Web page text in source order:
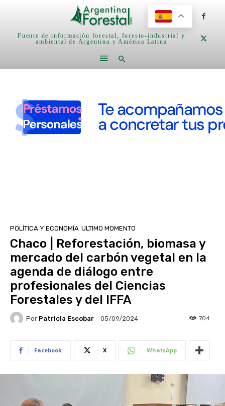
Fuente de información forestal, foresto-industrial y
ambiental de Argentina y América Latina
POLÍTICA Y ECONOMÍA ULTIMO MOMENTO
Chaco | Reforestación, biomasa y
mercado del carbón vegetal en la
agenda de diálogo entre
profesionales del Ciencias
Forestales y del IFFA
Por Patricia Escobar 05/09/2024 704
Facebook X WhatsApp